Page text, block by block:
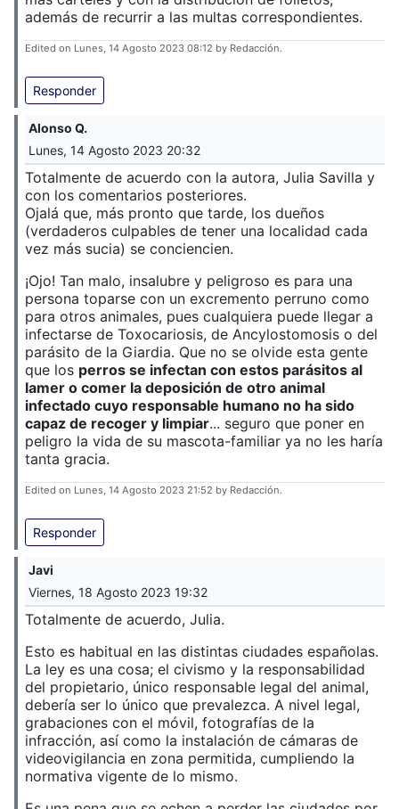
además de recurrir a las multas correspondientes.
Edited on Lunes, 14 Agosto 2023 08:12 by Redacción.
Responder
Alonso Q.
Lunes, 14 Agosto 2023 20:32
Totalmente de acuerdo con la autora, Julia Savilla y
con los comentarios posteriores.
Ojalá que, más pronto que tarde, los dueños
(verdaderos culpables de tener una localidad cada
vez más sucia) se conciencien.
¡Ojo! Tan malo, insalubre y peligroso es para una
persona toparse con un excremento perruno como
para otros animales, pues cualquiera puede llegar a
infectarse de Toxocariosis, de Ancylostomosis o del
parásito de la Giardia. Que no se olvide esta gente
que los perros se infectan con estos parásitos al
lamer o comer la deposición de otro animal
infectado cuyo responsable humano no ha sido
capaz de recoger y limpiar... seguro que poner en
peligro la vida de su mascota-familiar ya no les haría
tanta gracia.
Edited on Lunes, 14 Agosto 2023 21:52 by Redacción.
Responder
Javi
Viernes, 18 Agosto 2023 19:32
Totalmente de acuerdo, Julia.
Esto es habitual en las distintas ciudades españolas.
La ley es una cosa; el civismo y la responsabilidad
del propietario, único responsable legal del animal,
debería ser lo único que prevalezca. A nivel legal,
grabaciones con el móvil, fotografías de la
infracción, así como la instalación de cámaras de
videovigilancia en zona permitida, cumpliendo la
normativa vigente de lo mismo.